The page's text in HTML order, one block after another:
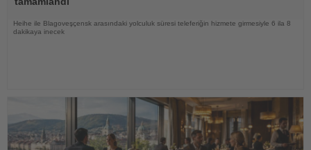
Heihe ile Blagoveşçensk arasındaki yolculuk süresi teleferiğin hizmete girmesiyle 6 ila 8
dakikaya inecek